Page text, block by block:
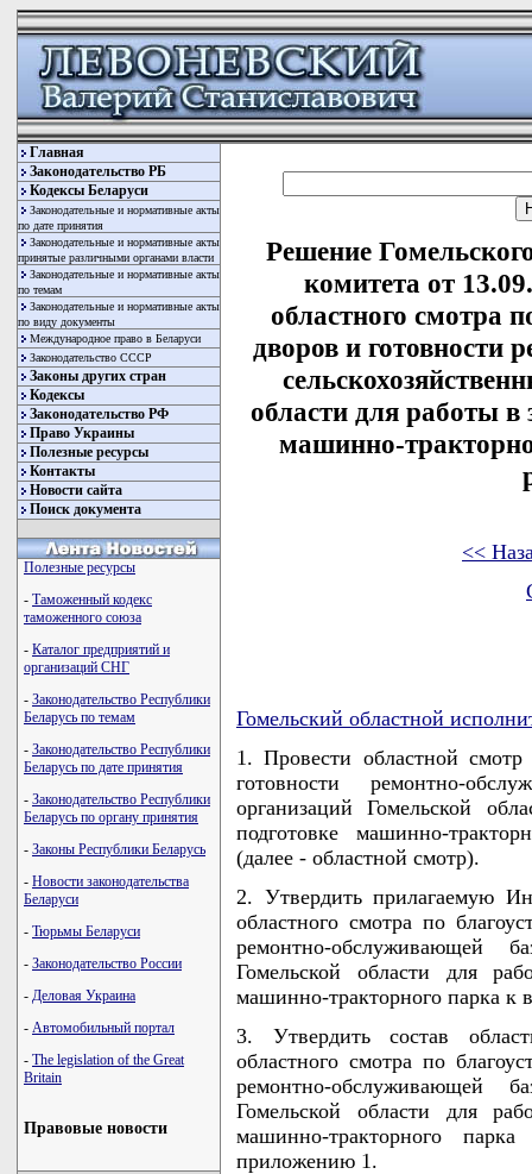
Главная
Законодательство РБ
Кодексы Беларуси
Законодательные и нормативные акты
по дате принятия
Законодательные и нормативные акты
принятые различными органами власти
Законодательные и нормативные акты
по темам
Законодательные и нормативные акты
по виду документы
Международное право в Беларуси
Законодательство СССР
Законы других стран
Кодексы
Законодательство РФ
Право Украины
Полезные ресурсы
Контакты
Новости сайта
Поиск документа
Полезные ресурсы
- Таможенный кодекс
таможенного союза
- Каталог предприятий и
организаций СНГ
- Законодательство Республики
Беларусь по темам
- Законодательство Республики
Беларусь по дате принятия
- Законодательство Республики
Беларусь по органу принятия
- Законы Республики Беларусь
- Новости законодательства
Беларуси
- Тюрьмы Беларуси
- Законодательство России
- Деловая Украина
- Автомобильный портал
- The legislation of the Great
Britain
Правовые новости
Решение
комитета от
областного смотра
дворов и готовности
области для работы в
машинно-
<<
Гомельский областной
1. Провести областной
готовности ремонтно-
организаций Гомельской
подготовке машинно-
(далее - областной смотр).
2. Утвердить прилагаемую
областного смотра по
ремонтно-обслуживающей
Гомельской области для
машинно-тракторного парка к
3. Утвердить состав
областного смотра по
ремонтно-обслуживающей
Гомельской области для
машинно-тракторного
приложению 1.